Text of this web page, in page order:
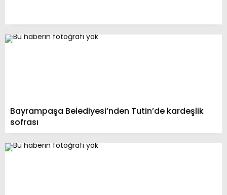
Bayrampaşa Belediyesi’nden Tutin’de kardeşlik
sofrası